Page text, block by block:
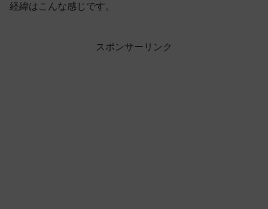
経緯はこんな感じです。
スポンサーリンク